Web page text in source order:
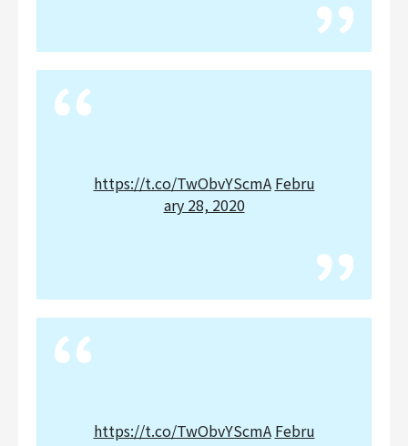
https://t.co/TwObvYScmA Febru
ary 28, 2020
https://t.co/TwObvYScmA Febru